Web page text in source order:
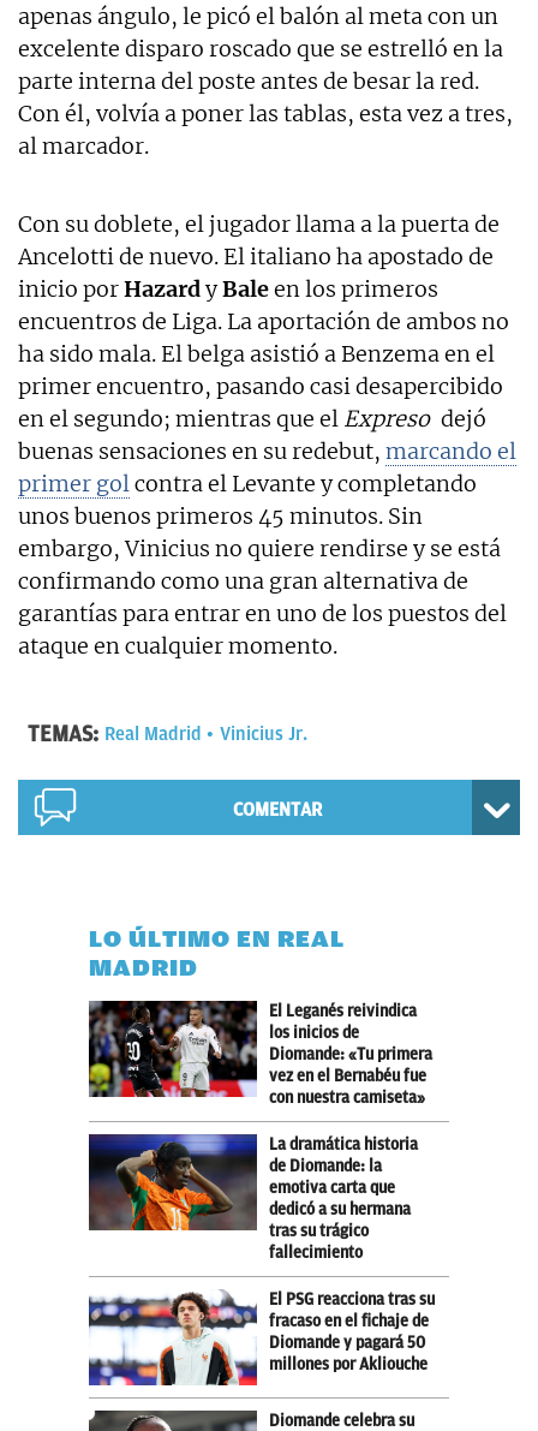
apenas ángulo, le picó el balón al meta con un
excelente disparo roscado que se estrelló en la
parte interna del poste antes de besar la red.
Con él, volvía a poner las tablas, esta vez a tres,
al marcador.
Con su doblete, el jugador llama a la puerta de
Ancelotti de nuevo. El italiano ha apostado de
inicio porHazardyBaleen los primeros
encuentros de Liga. La aportación de ambos no
ha sido mala. El belga asistió a Benzema en el
primer encuentro, pasando casi desapercibido
en el segundo; mientras que el Expreso dejó
buenas sensaciones en su redebut, marcando el
primer golcontra el Levante y completando
unos buenos primeros 45 minutos. Sin
embargo, Vinicius no quiere rendirse y se está
confirmando como una gran alternativa de
garantías para entrar en uno de los puestos del
ataque en cualquier momento.
TEMAS: Real Madrid Vinicius Jr.
COMENTAR
LO ÚLTIMO EN REAL
MADRID
El Leganés reivindica
los inicios de
Diomande: «Tu primera
vez en el Bernabéu fue
con nuestra camiseta»
La dramática historia
de Diomande: la
emotiva carta que
dedicó a su hermana
tras su trágico
fallecimiento
El PSG reacciona tras su
fracaso en el fichaje de
Diomande y pagará 50
millones por Akliouche
Diomande celebra su